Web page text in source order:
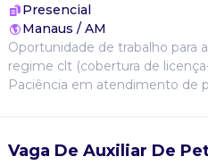
Presencial
Manaus / AM
Oportunidade de trabalho para
regime clt (cobertura de
Paciência em atendimento de
Vaga De Auxiliar De